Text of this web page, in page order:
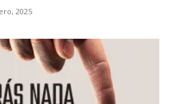
2025